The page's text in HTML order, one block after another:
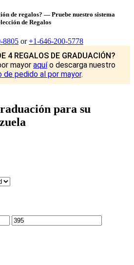
de regalos? — Pruebe nuestro sistema
de Regalos
8805 or+1-646-200-5778
4 REGALOS DE GRADUACIÓN?
mayor aquío descarga nuestro
de pedido al por mayor.
para su